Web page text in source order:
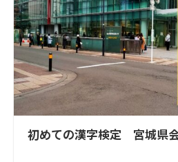
初めての漢字検定 宮城県会